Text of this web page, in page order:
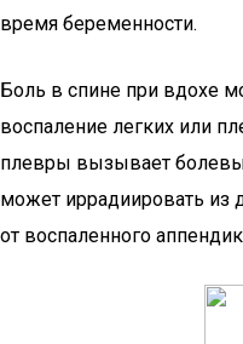
время беременности.
Боль в спине при вдохе
воспаление легких или
плевры вызывает
может иррадиировать из
от воспаленного